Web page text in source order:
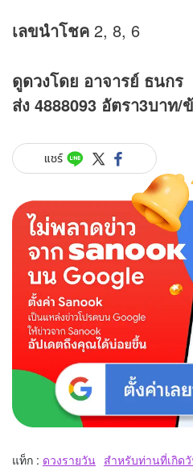
เลขนำโชค 2, 8, 6
ดูดวงโดย อาจารย์ ธนก
ส่ง 4888093 อัตรา3บาท/
แชร์
แท็ก : ดวงรายวัน สำหรับท่านที่เกิด